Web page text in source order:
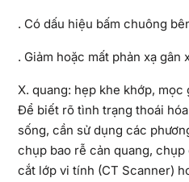
. Có dấu hiệu bấm chuông
. Giảm hoặc mất phản xạ gân
X. quang: hẹp khe khớp, mọc
Để biết rõ tình trạng thoái
sống, cần sử dụng các
chụp bao rễ cản quang,
cắt lớp vi tính (CT Scanner)